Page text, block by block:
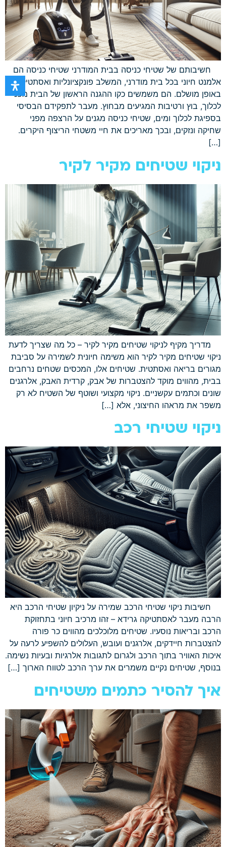
חשיבותם של שטיחי כניסה בבית המודרני שטיחי כניסה הם
אלמנט חיוני בכל בית מודרני, המשלב פונקציונליות ואסתטיקה
באופן מושלם. הם משמשים כקו ההגנה הראשון של הבית מפני
לכלוך, בוץ ורטיבות המגיעים מבחוץ. מעבר לתפקידם הבסיסי
בספיגת לכלוך ומים, שטיחי כניסה מגנים על הרצפה מפני
שחיקה ונזקים, ובכך מאריכים את חיי משטחי הריצוף היקרים.
[…]
ניקוי שטיחים מקיר לקיר
מדריך מקיף לניקוי שטיחים מקיר לקיר – כל מה שצריך לדעת
ניקוי שטיחים מקיר לקיר הוא משימה חיונית לשמירה על סביבת
מגורים בריאה ואסתטית. שטיחים אלו, המכסים שטחים נרחבים
בבית, מהווים מוקד להצטברות של אבק, קרדית האבק, אלרגנים
שונים וכתמים עקשניים. ניקוי מקצועי ושוטף של השטיח לא רק
משפר את מראהו החיצוני, אלא […]
ניקוי שטיחי רכב
חשיבות ניקוי שטיחי הרכב שמירה על ניקיון שטיחי הרכב היא
הרבה מעבר לאסתטיקה גרידא – זהו מרכיב חיוני בתחזוקת
הרכב ובריאות נוסעיו. שטיחים מלוכלכים מהווים כר פורה
להצטברות חיידקים, אלרגנים ועובש, העלולים להשפיע לרעה על
איכות האוויר בתוך הרכב ולגרום לתגובות אלרגיות ובעיות נשימה.
בנוסף, שטיחים נקיים משמרים את ערך הרכב לטווח הארוך […]
איך להסיר כתמים משטיחים